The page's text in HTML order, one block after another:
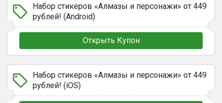
Набор стикеров «Алмазы и персонажи» от 449
рублей! (Android)
Открыть Купон
Набор стикеров «Алмазы и персонажи» от 449
рублей! (iOS)